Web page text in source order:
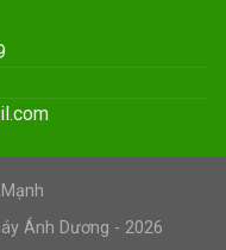
Ánh Dương - 2026